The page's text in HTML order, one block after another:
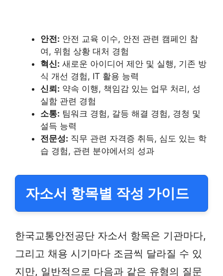
안전: 안전 교육 이수, 안전 관련 캠페인 참
여, 위험 상황 대처 경험
혁신: 새로운 아이디어 제안 및 실행, 기존 방
식 개선 경험, IT 활용 능력
신뢰: 약속 이행, 책임감 있는 업무 처리, 성
실함 관련 경험
소통: 팀워크 경험, 갈등 해결 경험, 경청 및
설득 능력
전문성: 직무 관련 자격증 취득, 심도 있는 학
습 경험, 관련 분야에서의 성과
자소서 항목별 작성 가이드
한국교통안전공단 자소서 항목은 기관마다,
그리고 채용 시기마다 조금씩 달라질 수 있
지만, 일반적으로 다음과 같은 유형의 질문